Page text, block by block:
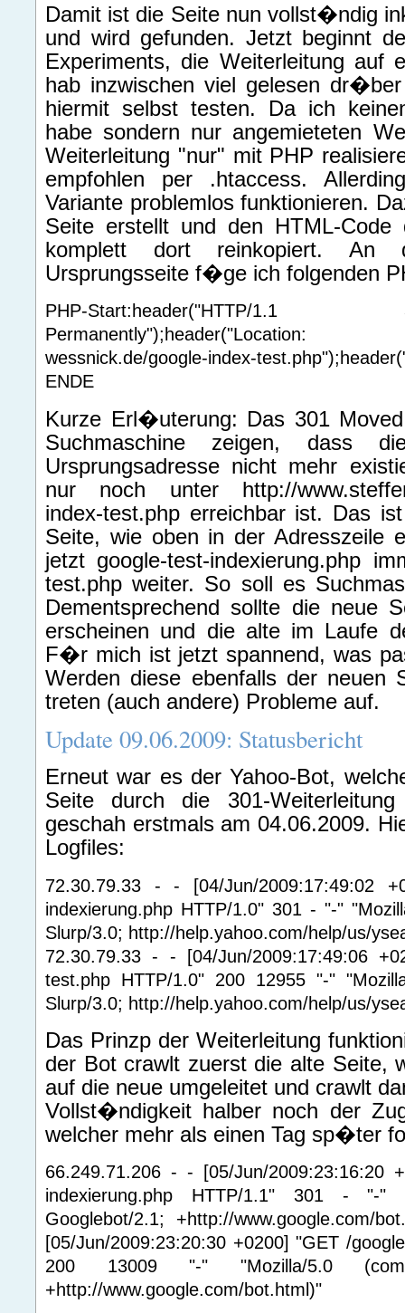
Damit ist die Seite nun vollst�ndig
und wird gefunden. Jetzt beginnt
Experiments, die Weiterleitung auf
hab inzwischen viel gelesen
hiermit selbst testen. Da ich
habe sondern nur angemieteten
Weiterleitung "nur" mit PHP
empfohlen per .htaccess.
Variante problemlos funktionieren.
Seite erstellt und den HTML-Code
komplett dort reinkopiert. An
Ursprungsseite f�ge ich folgenden
PHP-
wessnick.de/google-index-
ENDE
Kurze Erl�uterung: Das 301
Suchmaschine zeigen, dass
Ursprungsadresse nicht mehr
nur noch unter http://
index-test.php erreichbar ist. Das
Seite, wie oben in der Adresszeile
jetzt google-test-indexierung.php
test.php weiter. So soll es
Dementsprechend sollte die neue
erscheinen und die alte im Laufe
F�r mich ist jetzt spannend, was
Werden diese ebenfalls der neuen
treten (auch andere) Probleme auf.
Update 09.06.2009: Statusbericht
Erneut war es der Yahoo-Bot,
Seite durch die 301-
geschah erstmals am 04.06.2009.
Logfiles:
72.30.79.33 - - [04/Jun/2009:17:49:02
indexierung.php HTTP/1.0" 301 - "-"
Slurp/3.0; http://help.yahoo.com/help/us/
72.30.79.33 - - [04/Jun/2009:17:49:06
test.php HTTP/1.0" 200 12955 "-"
Slurp/3.0; http://help.yahoo.com/help/us/
Das Prinzp der Weiterleitung
der Bot crawlt zuerst die alte Seite,
auf die neue umgeleitet und crawlt
Vollst�ndigkeit halber noch der
welcher mehr als einen Tag sp�ter
66.249.71.206 - - [05/Jun/2009:23:16:20
indexierung.php HTTP/1.1" 301 - "-"
Googlebot/2.1; +http://www.google.com/
[05/Jun/2009:23:20:30 +0200] "GET /
200 13009 "-" "Mozilla/5.0
+http://www.google.com/bot.html)"